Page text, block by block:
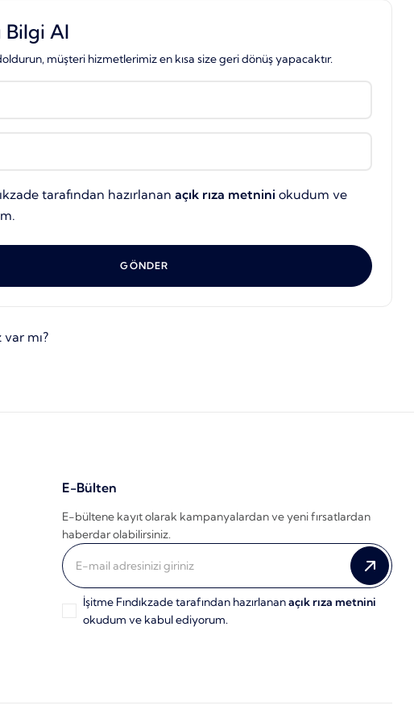
Bilgi Al
müşteri hizmetlerimiz en kısa size geri dönüş yapacaktır.
tarafından hazırlanan açık rıza metnini okudum ve
GÖNDER
mı?
E-Bülten
E-bültene kayıt olarak kampanyalardan ve yeni fırsatlardan
haberdar olabilirsiniz.
İşitme Fındıkzade tarafından hazırlananaçık rıza metnini
okudum ve kabul ediyorum.